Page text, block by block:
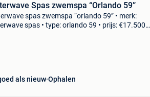
Spas zwemspa “Orlando 59”
spas zwemspa “orlando 59” • merk:
spas • type: orlando 59 • prijs: €17.500 •
als nieuw Ophalen